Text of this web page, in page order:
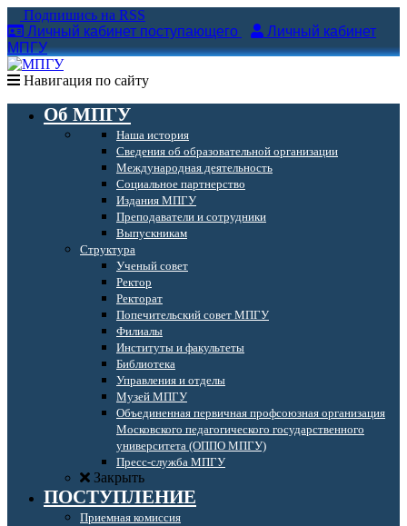
Подпишись на RSS
Личный кабинет поступающего
Личный кабинет
МПГУ
Навигация по сайту
Об МПГУ
Наша история
Сведения об образовательной организации
Международная деятельность
Социальное партнерство
Издания МПГУ
Преподаватели и сотрудники
Выпускникам
Структура
Ученый совет
Ректор
Ректорат
Попечительский совет МПГУ
Филиалы
Институты и факультеты
Библиотека
Управления и отделы
Музей МПГУ
Объединенная первичная профсоюзная организация
Московского педагогического государственного
университета (ОППО МПГУ)
Пресс-служба МПГУ
Закрыть
ПОСТУПЛЕНИЕ
Приемная комиссия